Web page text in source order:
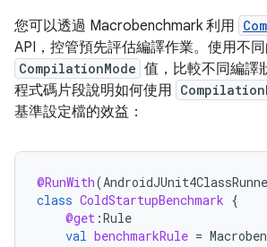
您可以透過 Macrobenchmark 利用
API，控管預先評估編譯作業。使用不
CompilationMode 值，比較不同編譯
程式碼片段說明如何使用
基準設定檔的效益：
@RunWith(
class ColdStartupBenchmark {
@get :Rule
val benchmarkRule =